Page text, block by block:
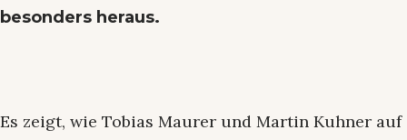
besonders heraus.
Es zeigt, wie Tobias Maurer und Martin Kuhner auf